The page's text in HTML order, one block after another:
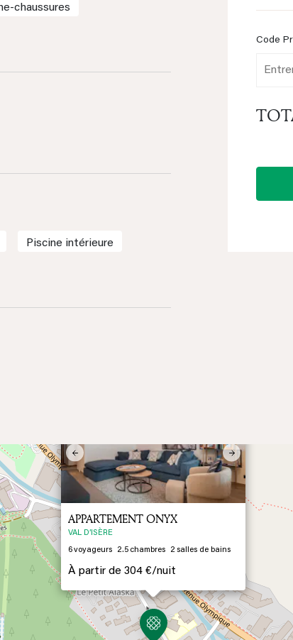
chaussures
Piscine intérieure
Code
Previous Next
APPARTEMENT ONYX
VAL D’ISÈRE
6voyageurs 2.5 chambres 2salles de bains
À partir de 304 €/nuit